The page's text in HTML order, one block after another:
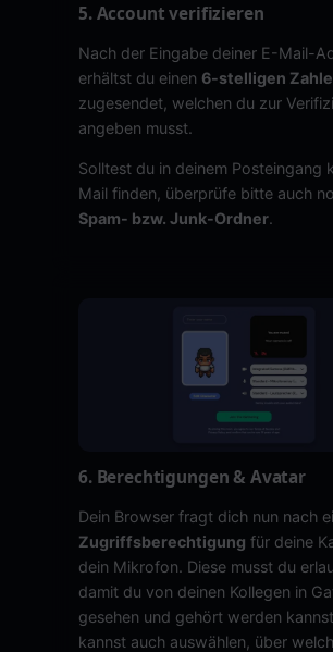
5. Account verifizieren
Nach der Eingabe deiner E-Mail-
erhältst du einen 6-stelligen
zugesendet, welchen du zur
angeben musst.
Solltest du in deinem Posteingang
Mail finden, überprüfe bitte auch
Spam- bzw. Junk-Ordner.
6. Berechtigungen & Avatar
Dein Browser fragt dich nun nach
Zugriffsberechtigung für deine
dein Mikrofon. Diese musst du
damit du von deinen Kollegen in
gesehen und gehört werden
kannst auch auswählen, über